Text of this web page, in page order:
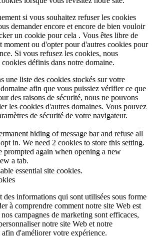
si vous souhaitez refuser les cookies
demander encore et encore de bien vouloir
un cookie pour cela . Vous êtes libre de
moment ou d'opter pour d'autres cookies pour
Si vous refusez les cookies, nous
définis dans notre domaine.
une liste des cookies stockés sur votre
afin que vous puissiez vérifier ce que
des raisons de sécurité, nous ne pouvons
les cookies d'autres domaines. Vous pouvez
de sécurité de votre navigateur.
hiding of message bar and refuse all
in. We need 2 cookies to store this setting.
again when opening a new
a tab.
essential site cookies.
des informations qui sont utilisées sous forme
à comprendre comment notre site Web est
campagnes de marketing sont efficaces,
notre site Web et notre
d'améliorer votre expérience.